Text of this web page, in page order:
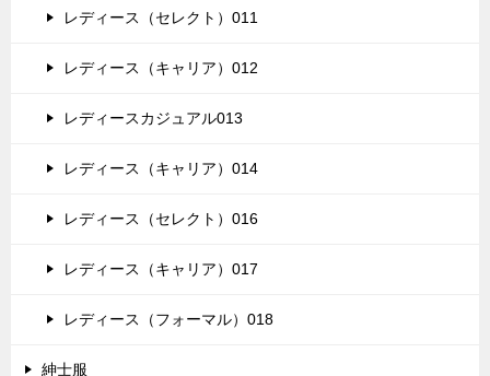
レディース（セレクト）011
レディース（キャリア）012
レディースカジュアル013
レディース（キャリア）014
レディース（セレクト）016
レディース（キャリア）017
レディース（フォーマル）018
紳士服